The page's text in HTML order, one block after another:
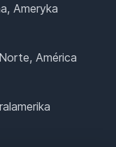
Ameryka
América